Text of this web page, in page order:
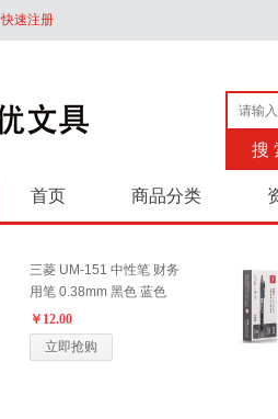
快速注册
搜
首页 商品分类
三菱 UM-151 中性笔 财务
用笔 0.38mm 黑色 蓝色
￥12.00
立即抢购